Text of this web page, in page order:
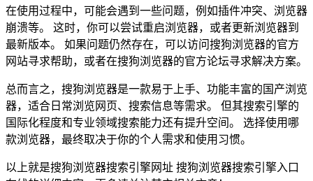
在使用过程中，可能会遇到一些问题，例如插件冲突、浏览器
崩溃等。 这时，你可以尝试重启浏览器，或者更新浏览器到
最新版本。 如果问题仍然存在，可以访问搜狗浏览器的官方
网站寻求帮助，或者在搜狗浏览器的官方论坛寻求解决方案。
总而言之，搜狗浏览器是一款易于上手、功能丰富的国产浏览
器，适合日常浏览网页、搜索信息等需求。 但其搜索引擎的
国际化程度和专业领域搜索能力还有提升空间。 选择使用哪
款浏览器，最终取决于你的个人需求和使用习惯。
以上就是搜狗浏览器搜索引擎网址 搜狗浏览器搜索引擎入口